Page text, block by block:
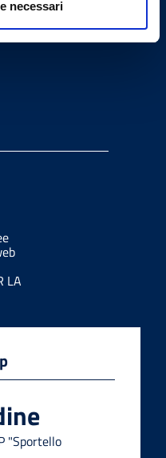
necessari
LA
"Sportello